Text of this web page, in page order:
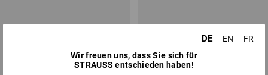
DE EN
FR
Wir freuen uns, dass Sie sich für
STRAUSS entschieden haben!